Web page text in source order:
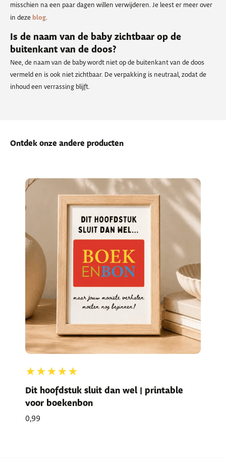
misschien na een paar dagen willen verwijderen. Je leest er meer over
in deze blog.
Is de naam van de baby zichtbaar op de
buitenkant van de doos?
Nee, de naam van de baby wordt niet op de buitenkant van de doos
vermeld en is ook niet zichtbaar. De verpakking is neutraal, zodat de
inhoud een verrassing blijft.
Ontdek onze andere producten
★★★★★
Dit hoofdstuk sluit dan wel | printable
voor boekenbon
0,99